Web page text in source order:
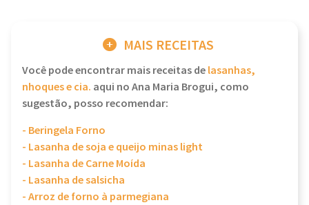
MAIS RECEITAS
Você pode encontrar mais receitas delasanhas,
nhoques e cia. aqui no Ana Maria Brogui, como
sugestão, posso recomendar:
- Beringela Forno
- Lasanha de soja e queijo minas light
- Lasanha de Carne Moída
- Lasanha de salsicha
- Arroz de forno à parmegiana